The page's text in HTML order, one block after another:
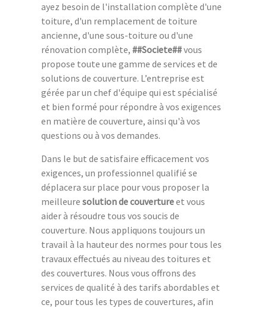
ayez besoin de l'installation complète d'une
toiture, d'un remplacement de toiture
ancienne, d'une sous-toiture ou d'une
rénovation complète, ##Societe##vous
propose toute une gamme de services et de
solutions de couverture. L’entreprise est
gérée par un chef d'équipe qui est spécialisé
et bien formé pour répondre à vos exigences
en matière de couverture, ainsi qu'à vos
questions ou à vos demandes.
Dans le but de satisfaire efficacement vos
exigences, un professionnel qualifié se
déplacera sur place pour vous proposer la
meilleure solution de couvertureet vous
aider à résoudre tous vos soucis de
couverture. Nous appliquons toujours un
travail à la hauteur des normes pour tous les
travaux effectués au niveau des toitures et
des couvertures. Nous vous offrons des
services de qualité à des tarifs abordables et
ce, pour tous les types de couvertures, afin